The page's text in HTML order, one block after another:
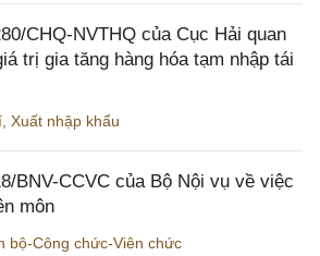
CHQ-NVTHQ của Cục Hải quan
trị gia tăng hàng hóa tạm nhập tái
Xuất nhập khẩu
BNV-CCVC của Bộ Nội vụ về việc
môn
bộ-Công chức-Viên chức